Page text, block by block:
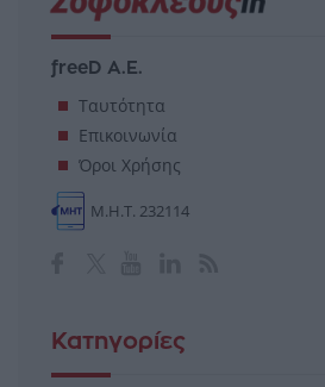
freeD Α.Ε.
Ταυτότητα
Επικοινωνία
Όροι Χρήσης
Μ.Η.Τ. 232114
Κατηγορίες